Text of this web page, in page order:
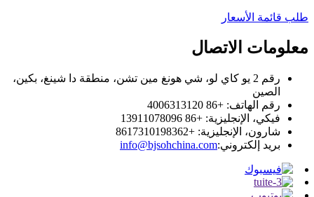
طلب قائمة الأسعار
معلومات الاتصال
رقم 2 يو كاي لو، شي هونغ مين تشن، منطقة دا شينغ، بكين،
الصين
رقم الهاتف: +86 4006313120
فيكي، الإنجليزية: +86 13911078096
شارون، الإنجليزية: +8617310198362
بريد إلكتروني:info@bjsohchina.com